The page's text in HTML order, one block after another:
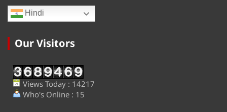
Hindi
Our Visitors
Views Today : 14217
Who's Online : 15